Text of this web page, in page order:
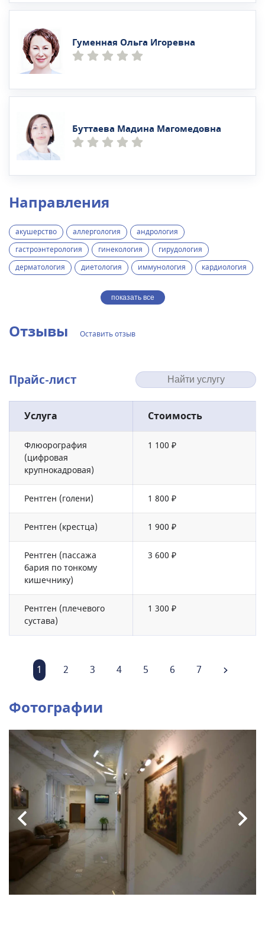
Гуменная Ольга Игоревна
Буттаева Мадина Магомедовна
Направления
акушерство аллергология
андрология
гастроэнтерология
гинекология
гирудология
дерматология
диетология иммунология кардиология
показать все
Отзывы Оставить отзыв
Прайс-лист
Услуга Стоимость
Флюорография
(цифровая
крупнокадровая)
1 100 ₽
Рентген (голени) 1 800 ₽
Рентген (крестца) 1 900 ₽
Рентген (пассажа
бария по тонкому
кишечнику)
3 600 ₽
Рентген (плечевого
сустава)
1 300 ₽
1 2 3 4 5 6 7
Фотографии